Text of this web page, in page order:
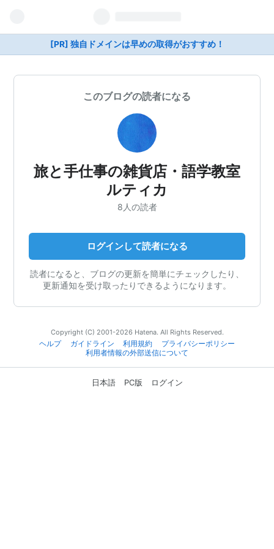
[PR] 独自ドメインは早めの取得がおすすめ！
このブログの読者になる
旅と手仕事の雑貨店・語学教室
ルティカ
8人の読者
ログインして読者になる
読者になると、ブログの更新を簡単にチェックしたり、
更新通知を受け取ったりできるようになります。
Copyright (C) 2001-2026 Hatena. All Rights Reserved.
ヘルプ
ガイドライン 利用規約
プライバシーポリシー
利用者情報の外部送信について
日本語 PC版 ログイン